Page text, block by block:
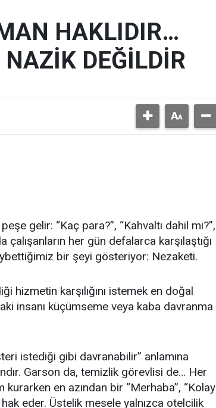
HAKLIDIR…
DEĞİLDİR
gelir: “Kaç para?”, “Kahvaltı dahil mi?”,
çalışanların her gün defalarca karşılaştığı
bir şeyi gösteriyor: Nezaketi.
hizmetin karşılığını istemek en doğal
insanı küçümseme veya kaba davranma
istediği gibi davranabilir” anlamına
Garson da, temizlik görevlisi de… Her
en azından bir “Merhaba”, “Kolay
eder. Üstelik mesele yalnızca otelcilik